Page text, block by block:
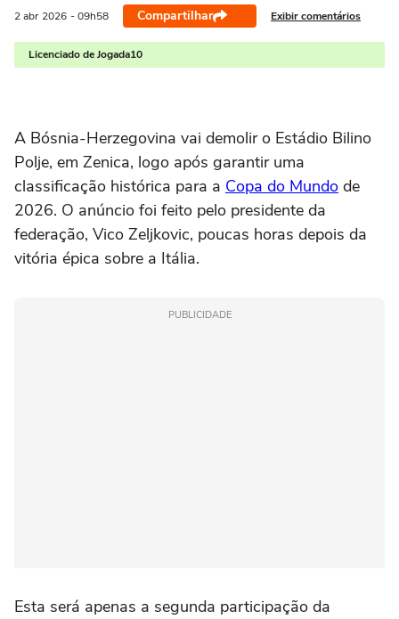
2 abr 2026 - 09h58 Compartilhar Exibir comentários
Licenciado de Jogada10
A Bósnia-Herzegovina vai demolir o Estádio Bilino
Polje, em Zenica, logo após garantir uma
classificação histórica para a Copa do Mundo de
2026. O anúncio foi feito pelo presidente da
federação, Vico Zeljkovic, poucas horas depois da
vitória épica sobre a Itália.
PUBLICIDADE
Esta será apenas a segunda participação da